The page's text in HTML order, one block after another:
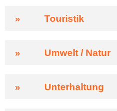
» Touristik
» Umwelt / Natur
» Unterhaltung